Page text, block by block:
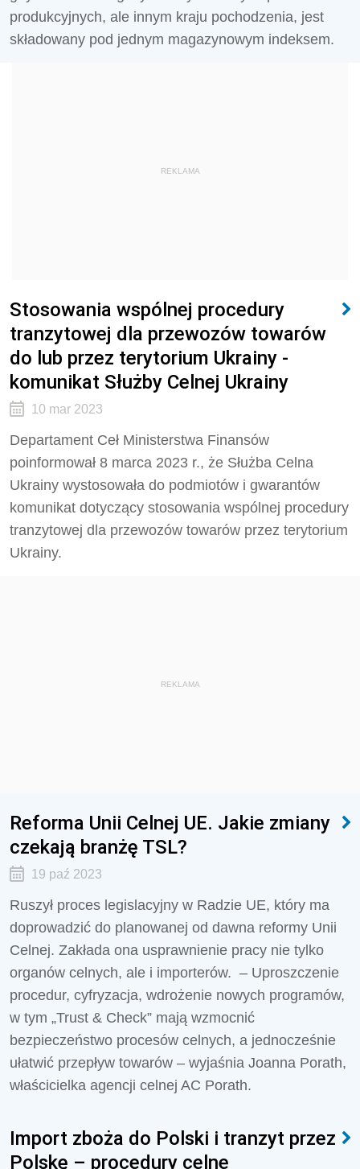
produkcyjnych, ale innym kraju pochodzenia, jest
składowany pod jednym magazynowym indeksem.
REKLAMA
Stosowania wspólnej procedury
tranzytowej dla przewozów towarów
do lub przez terytorium Ukrainy -
komunikat Służby Celnej Ukrainy
10 mar 2023
Departament Ceł Ministerstwa Finansów
poinformował 8 marca 2023 r., że Służba Celna
Ukrainy wystosowała do podmiotów i gwarantów
komunikat dotyczący stosowania wspólnej procedury
tranzytowej dla przewozów towarów przez terytorium
Ukrainy.
REKLAMA
Reforma Unii Celnej UE. Jakie zmiany
czekają branżę TSL?
19 paź 2023
Ruszył proces legislacyjny w Radzie UE, który ma
doprowadzić do planowanej od dawna reformy Unii
Celnej. Zakłada ona usprawnienie pracy nie tylko
organów celnych, ale i importerów. – Uproszczenie
procedur, cyfryzacja, wdrożenie nowych programów,
w tym „Trust & Check” mają wzmocnić
bezpieczeństwo procesów celnych, a jednocześnie
ułatwić przepływ towarów – wyjaśnia Joanna Porath,
właścicielka agencji celnej AC Porath.
Import zboża do Polski i tranzyt przez
Polskę – procedury celne